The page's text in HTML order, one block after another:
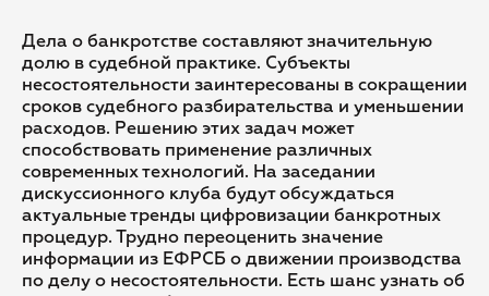
Дела о банкротстве составляют значительную
долю в судебной практике. Субъекты
несостоятельности заинтересованы в сокращении
сроков судебного разбирательства и уменьшении
расходов. Решению этих задач может
способствовать применение различных
современных технологий. На заседании
дискуссионного клуба будут обсуждаться
актуальные тренды цифровизации банкротных
процедур. Трудно переоценить значение
информации из ЕФРСБ о движении производства
по делу о несостоятельности. Есть шанс узнать об